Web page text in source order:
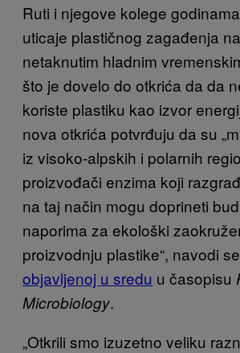
Ruti i njegove kolege
uticaje plastičnog zagađenja
netaknutim hladnim
što je dovelo do otkrića da da
koriste plastiku kao izvor
nova otkrića potvrđuju da su
iz visoko-alpskih i polarnih
proizvođači enzima koji
na taj način mogu doprineti
naporima za ekološki
proizvodnju plastike“, navodi
objavljenoj u sredu u časopisu
Microbiology.
„Otkrili smo izuzetno veliku